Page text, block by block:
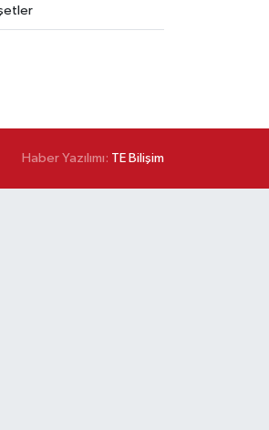
Haber Yazılımı: TE Bilişim